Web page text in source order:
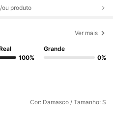
ou produto
Ver mais
100%
Grande
0%
Cor: Damasco / Tamanho: S